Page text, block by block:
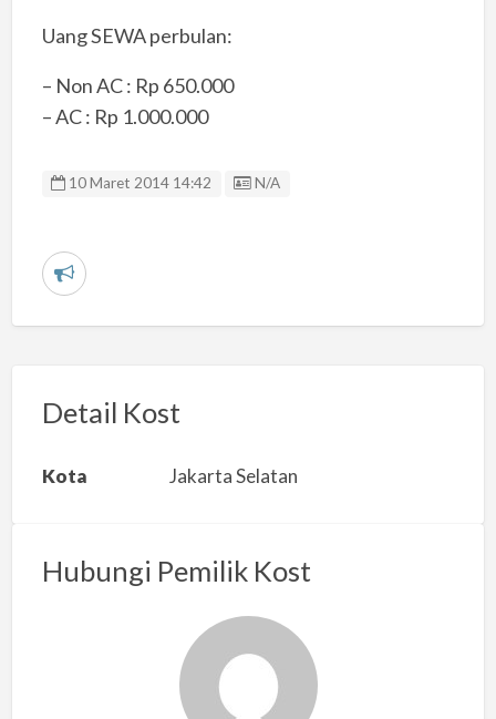
Uang SEWA perbulan:
– Non AC : Rp 650.000
– AC : Rp 1.000.000
10 Maret 2014 14:42 Listing ID
N/A
L
r
a
s
Detail Kost
Kota Jakarta Selatan
Hubungi Pemilik Kost